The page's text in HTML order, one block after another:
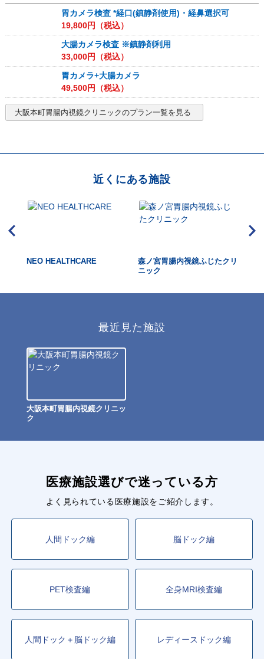
胃カメラ検査 *経口(鎮静剤使用)・経鼻選択可
19,800円（税込）
大腸カメラ検査 ※鎮静剤利用
33,000円（税込）
胃カメラ+大腸カメラ
49,500円（税込）
大阪本町胃腸内視鏡クリニックのプラン一覧を見る
近くにある施設
NEO HEALTHCARE
森ノ宮胃腸内視鏡ふじたクリ
ニック
最近見た施設
大阪本町胃腸内視鏡クリニッ
ク
医療施設選びで迷っている方
よく見られている医療施設をご紹介します。
人間ドック編 脳ドック編
PET検査編 全身MRI検査編
人間ドック＋脳ドック編 レディースドック編